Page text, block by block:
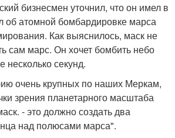
бизнесмен уточнил, что он имел в
об атомной бомбардировке марса
Как выяснилось, маск не
сам марс. Он хочет бомбить небо
секунд.
очень крупных по наших Меркам,
зрения планетарного масштаба
- это должно создать два
над полюсами марса".